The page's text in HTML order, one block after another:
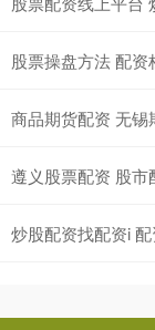
股票操盘方法 配
商品期货配资 无
遵义股票配资 股市
炒股配资找配资i